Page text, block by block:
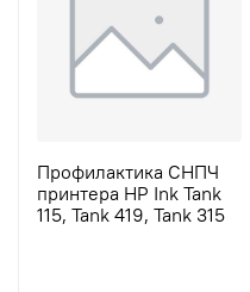
Профилактика СНПЧ
принтера HP Ink Tank
115, Tank 419, Tank 315